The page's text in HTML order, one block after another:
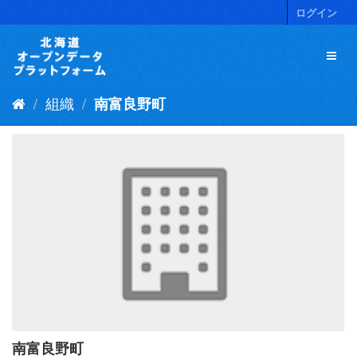
キ
ログイン
組織 南富良野町
南富良野町